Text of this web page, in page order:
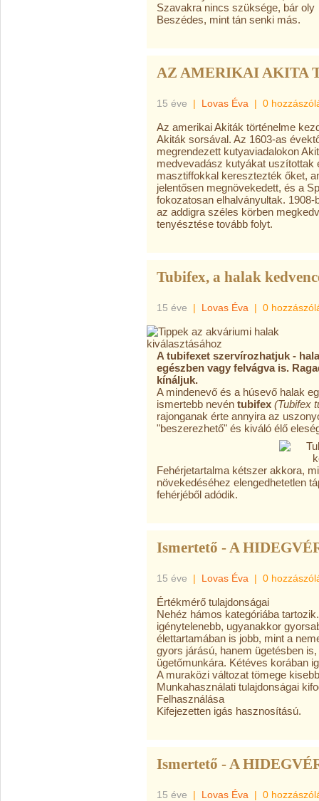
Szavakra nincs szüksége, bár oly
Beszédes, mint tán senki más.
AZ AMERIKAI AKITA
15 éve | Lovas Éva | 0
Az amerikai Akiták történelme
Akiták sorsával. Az 1603-as
megrendezett kutyaviadalokon
medvevadász kutyákat uszítottak
masztiffokkal keresztezték őket,
jelentősen megnövekedett, és a
fokozatosan elhalványultak.
az addigra széles körben
tenyésztése tovább folyt.
Tubifex, a halak
15 éve | Lovas Éva | 0
A tubifexet szervírozhatjuk -
egészben vagy felvágva is.
kínáljuk.
A mindenevő és a húsevő halak
ismertebb nevén tubifex (Tubifex
rajonganak érte annyira az
"beszerezhető" és kiváló élő
Fehérjetartalma kétszer akkora,
növekedéséhez elengedhetetlen
fehérjéből adódik.
Ismertető - A
15 éve | Lovas Éva | 0
Értékmérő tulajdonságai
Nehéz hámos kategóriába
igénytelenebb, ugyanakkor
élettartamában is jobb, mint a
gyors járású, hanem ügetésben
ügetőmunkára. Kétéves korában
A muraközi változat tömege
Munkahasználati tulajdonságai
Felhasználása
Kifejezetten igás hasznosítású.
Ismertető - A
15 éve | Lovas Éva | 0